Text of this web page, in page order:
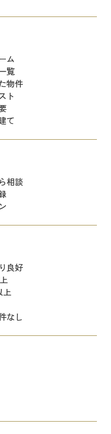
ム
覧
物件
ト
て
相談
良好
上
なし